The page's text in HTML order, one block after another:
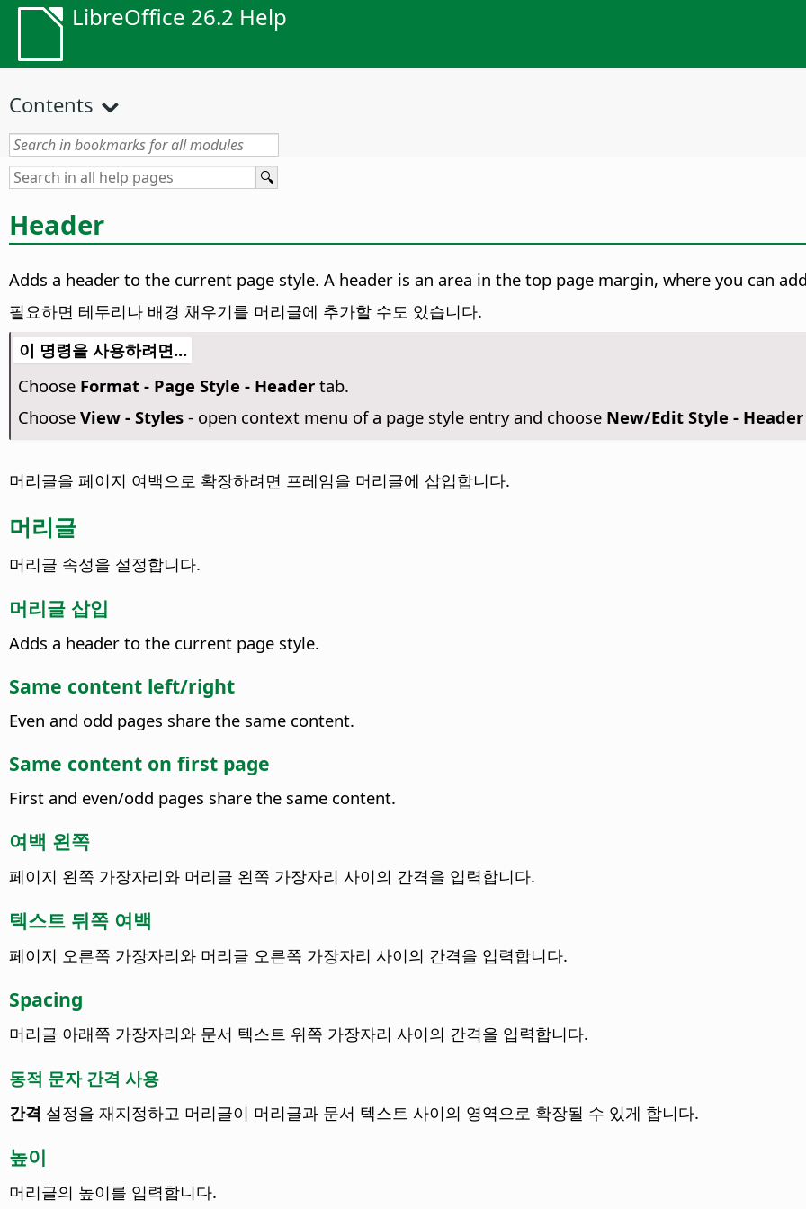
LibreOffice 26.2 Help
Contents
Header
Adds a header to the current page style. A header is an area in the top page margin, where you can
필요하면 테두리나 배경 채우기를 머리글에 추가할 수도 있습니다.
이 명령을 사용하려면...
Choose Format - Page Style - Headertab.
Choose View - Styles- open context menu of a page style entry and choose New/Edit Style - Header
머리글을 페이지 여백으로 확장하려면 프레임을 머리글에 삽입합니다.
머리글
머리글 속성을 설정합니다.
머리글 삽입
Adds a header to the current page style.
Same content left/right
Even and odd pages share the same content.
Same content on first page
First and even/odd pages share the same content.
여백 왼쪽
페이지 왼쪽 가장자리와 머리글 왼쪽 가장자리 사이의 간격을 입력합니다.
텍스트 뒤쪽 여백
페이지 오른쪽 가장자리와 머리글 오른쪽 가장자리 사이의 간격을 입력합니다.
Spacing
머리글 아래쪽 가장자리와 문서 텍스트 위쪽 가장자리 사이의 간격을 입력합니다.
동적 문자 간격 사용
간격 설정을 재지정하고 머리글이 머리글과 문서 텍스트 사이의 영역으로 확장될 수 있게 합니다.
높이
머리글의 높이를 입력합니다.